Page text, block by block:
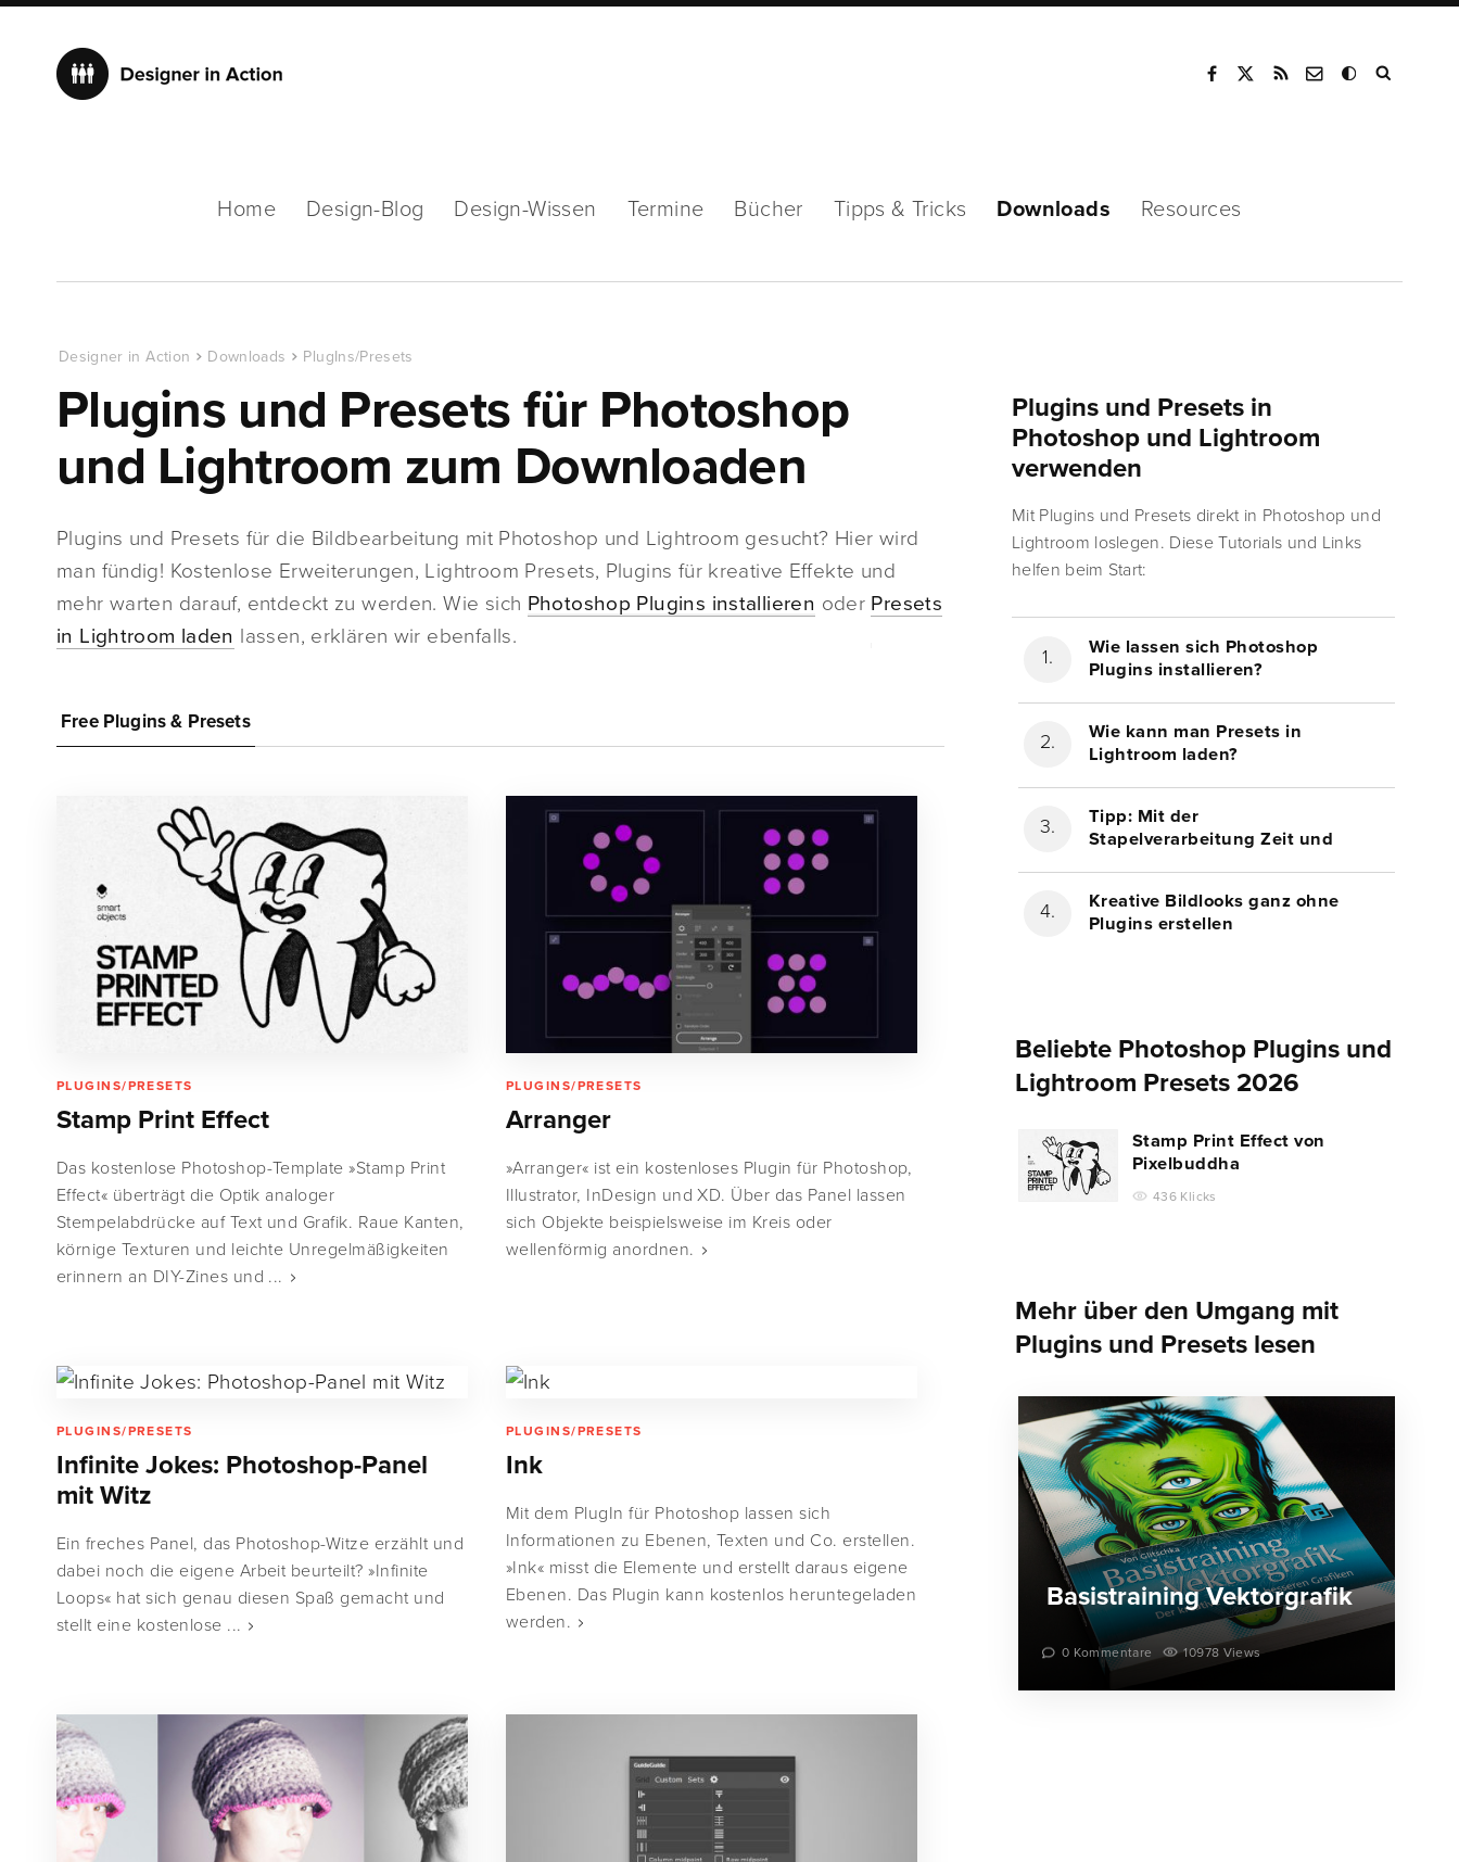
Home Design-Blog Design-Wissen Termine Bücher Tipps & Tricks Downloads Resources
Designer in Action Downloads PlugIns/Presets
Plugins und Presets für Photoshop
und Lightroom zum Downloaden
Plugins und Presets für die Bildbearbeitung mit Photoshop und Lightroom gesucht? Hier wird
man fündig! Kostenlose Erweiterungen, Lightroom Presets, Plugins für kreative Effekte und
mehr warten darauf, entdeckt zu werden. Wie sich Photoshop Plugins installieren oder Presets
in Lightroom laden lassen, erklären wir ebenfalls.
Free Plugins & Presets
PLUGINS/PRESETS
Stamp Print Effect
Das kostenlose Photoshop-Template »Stamp Print
Effect« überträgt die Optik analoger
Stempelabdrücke auf Text und Grafik. Raue Kanten,
körnige Texturen und leichte Unregelmäßigkeiten
erinnern an DIY-Zines und ...
PLUGINS/PRESETS
Arranger
»Arranger« ist ein kostenloses Plugin für Photoshop,
Illustrator, InDesign und XD. Über das Panel lassen
sich Objekte beispielsweise im Kreis oder
wellenförmig anordnen.
PLUGINS/PRESETS
Infinite Jokes: Photoshop-Panel
mit Witz
Ein freches Panel, das Photoshop-Witze erzählt und
dabei noch die eigene Arbeit beurteilt? »Infinite
Loops« hat sich genau diesen Spaß gemacht und
stellt eine kostenlose ...
PLUGINS/PRESETS
Ink
Mit dem PlugIn für Photoshop lassen sich
Informationen zu Ebenen, Texten und Co. erstellen.
»Ink« misst die Elemente und erstellt daraus eigene
Ebenen. Das Plugin kann kostenlos heruntegeladen
werden.
Plugins und Presets in
Photoshop und Lightroom
verwenden
Mit Plugins und Presets direkt in Photoshop und
Lightroom loslegen. Diese Tutorials und Links
helfen beim Start:
Wie lassen sich Photoshop
Plugins installieren?
Wie kann man Presets in
Lightroom laden?
Tipp: Mit der
Stapelverarbeitung Zeit und
Kreative Bildlooks ganz ohne
Plugins erstellen
Beliebte Photoshop Plugins und
Lightroom Presets 2026
Stamp Print Effect von
Pixelbuddha
436 Klicks
Mehr über den Umgang mit
Plugins und Presets lesen
Basistraining Vektorgrafik
0 Kommentare 10978 Views